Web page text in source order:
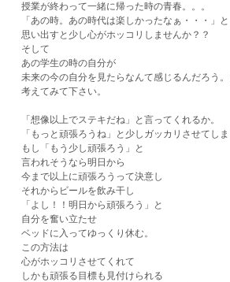
授業が終わって一緒に帰った時の青春。。。
「あの時。あの時代は楽しかったなぁ・・・」と
思い出すと少し心がホッコリしませんか？？
そして
あの学生の時の自分が
未来の今の自分を見たらなんて感じるんだろう。
考えてみて下さい。
「想像以上でステキだね」と言ってくれるか。
「もっと頑張ろうね」と少しガッカリさせてしま
もし「もう少し頑張ろう」と
言われそうなら明日から
今まで以上に頑張ろうって決意し
それからビールを飲み干し
「よし！！明日から頑張ろう」と
​自分を奮い立たせ
ベッドに入ってゆっくり休む。
この方法は
心がホッコリさせてくれて
しかも頑張る目標も見付けられる